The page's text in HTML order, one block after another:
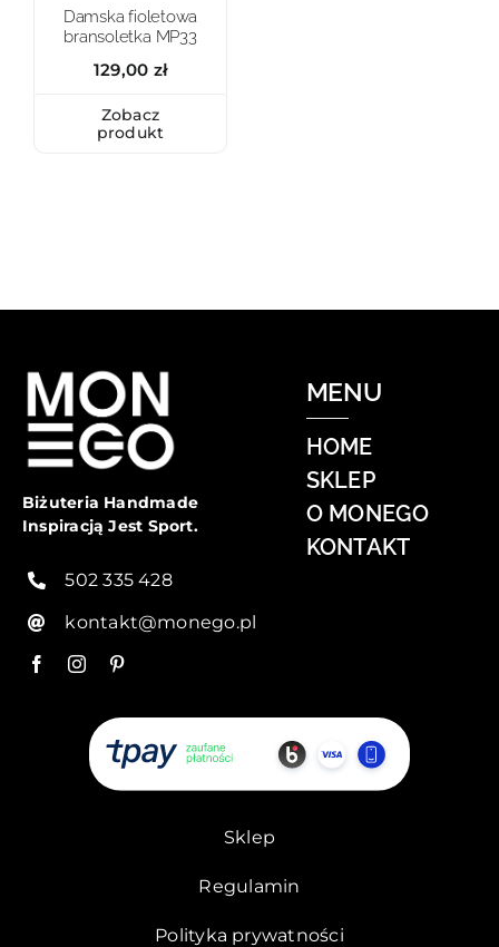
Damska fioletowa
bransoletka MP33
129,00 zł
Zobacz
produkt
Biżuteria Handmade
Inspiracją Jest Sport.
502 335 428
kontakt@monego.pl
MENU
HOME
SKLEP
O MONEGO
KONTAKT
Sklep
Regulamin
Polityka prywatności